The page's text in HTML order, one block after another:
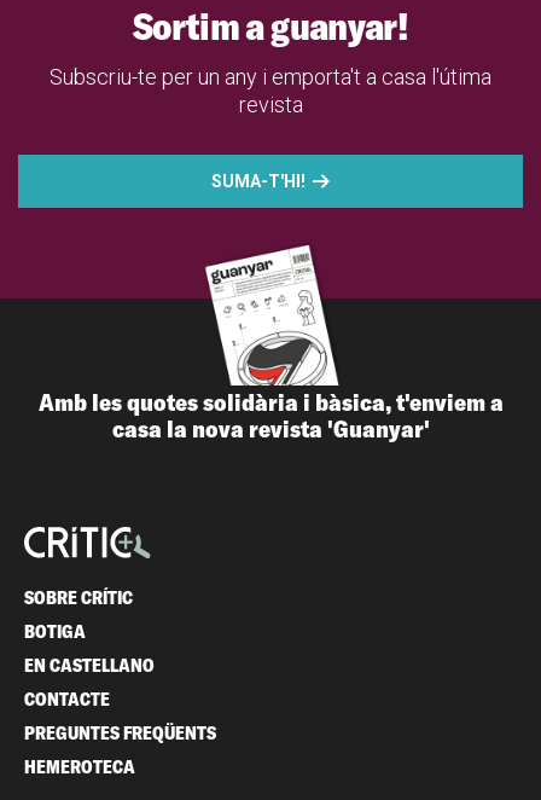
Sortim a guanyar!
Subscriu-te per un any i emporta't a casa l'útima
revista
SUMA-T'HI!
Amb les quotes solidària i bàsica, t'enviem a
casa la nova revista 'Guanyar'
SOBRE CRÍTIC
BOTIGA
EN CASTELLANO
CONTACTE
PREGUNTES FREQÜENTS
HEMEROTECA